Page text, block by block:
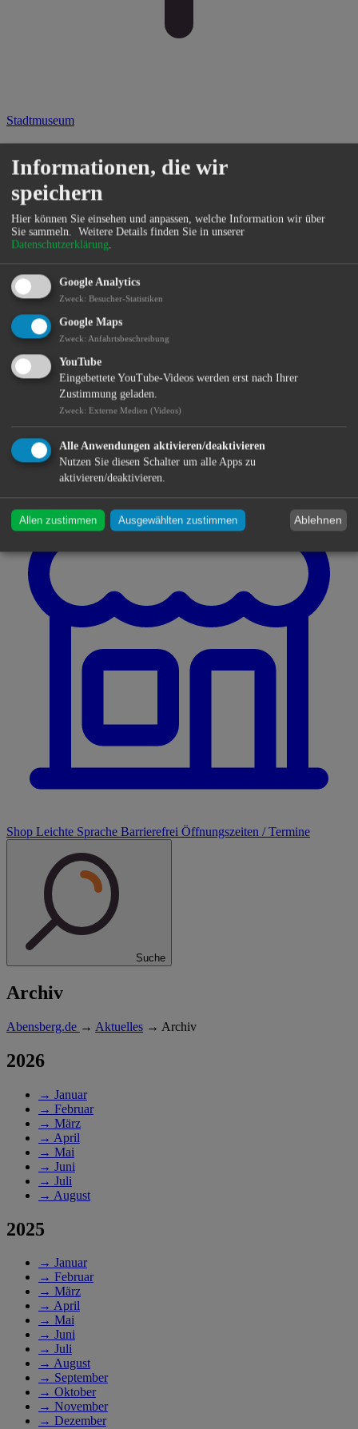
Stadtmuseum
Shop Leichte Sprache Barrierefrei Öffnungszeiten / Termine
Suche
Archiv
Abensberg.de → Aktuelles → Archiv
2026
→ Januar
→ Februar
→ März
→ April
→ Mai
→ Juni
→ Juli
→ August
2025
→ Januar
→ Februar
→ März
→ April
→ Mai
→ Juni
→ Juli
→ August
→ September
→ Oktober
→ November
→ Dezember
Informationen, die wir
speichern
Hier können Sie einsehen und anpassen, welche Information wir über
Sie sammeln. Weitere Details finden Sie in unserer
Datenschutzerklärung.
Google Analytics
Zweck: Besucher-Statistiken
Google Maps
Zweck: Anfahrtsbeschreibung
YouTube
Eingebettete YouTube-Videos werden erst nach Ihrer
Zustimmung geladen.
Zweck: Externe Medien (Videos)
Alle Anwendungen aktivieren/deaktivieren
Nutzen Sie diesen Schalter um alle Apps zu
aktivieren/deaktivieren.
Allen zustimmen Ausgewählten zustimmen Ablehnen